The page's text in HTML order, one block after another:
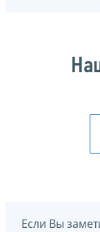
Если Вы